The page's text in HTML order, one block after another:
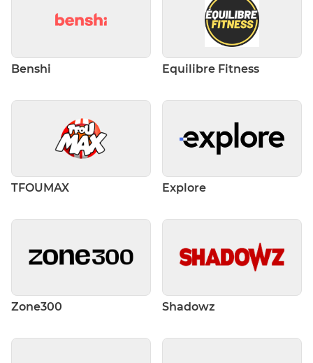
Benshi Equilibre Fitness
TFOUMAX Explore
Zone300 Shadowz